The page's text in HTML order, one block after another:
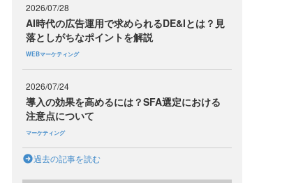
2026/07/28
AI時代の広告運用で求められるDE&Iとは？見
落としがちなポイントを解説
WEBマーケティング
2026/07/24
導入の効果を高めるには？SFA選定における
注意点について
マーケティング
過去の記事を読む